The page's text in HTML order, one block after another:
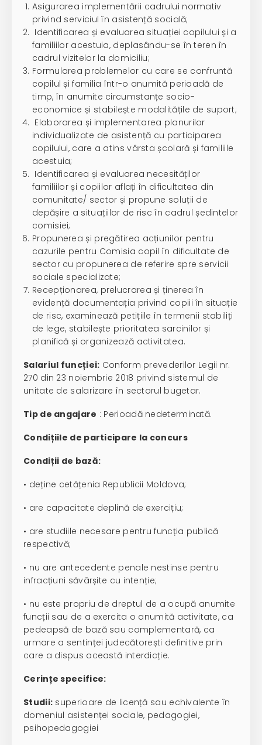
Asigurarea implementării cadrului normativ
privind serviciul în asistență socială;
Identificarea și evaluarea situației copilului și a
familiilor acestuia, deplasându-se în teren în
cadrul vizitelor la domiciliu;
Formularea problemelor cu care se confruntă
copilul și familia într-o anumită perioadă de
timp, în anumite circumstanțe socio-
economice și stabilește modalitățile de suport;
Elaborarea și implementarea planurilor
individualizate de asistență cu participarea
copilului, care a atins vârsta școlară și familiile
acestuia;
Identificarea și evaluarea necesităților
familiilor și copiilor aflați în dificultatea din
comunitate/ sector și propune soluții de
depășire a situațiilor de risc în cadrul ședintelor
comisiei;
Propunerea și pregătirea acțiunilor pentru
cazurile pentru Comisia copil în dificultate de
sector cu propunerea de referire spre servicii
sociale specializate;
Recepționarea, prelucrarea și ținerea în
evidență documentația privind copiii în situație
de risc, examinează petițiile în termenii stabiliți
de lege, stabilește prioritatea sarcinilor și
planifică și organizează activitatea.
Salariul funcției: Conform prevederilor Legii nr.
270 din 23 noiembrie 2018 privind sistemul de
unitate de salarizare în sectorul bugetar.
Tip de angajare : Perioadă nedeterminată.
Condițiile de participare la concurs
Condiții de bază:
• deține cetățenia Republicii Moldova;
• are capacitate deplină de exercițiu;
• are studiile necesare pentru funcția publică
respectivă;
• nu are antecedente penale nestinse pentru
infracțiuni săvârșite cu intenție;
• nu este propriu de dreptul de a ocupă anumite
funcții sau de a exercita o anumită activitate, ca
pedeapsă de bază sau complementară, ca
urmare a sentinței judecătorești definitive prin
care a dispus această interdicție.
Cerințe specifice:
Studii: superioare de licență sau echivalente în
domeniul asistenței sociale, pedagogiei,
psihopedagogiei